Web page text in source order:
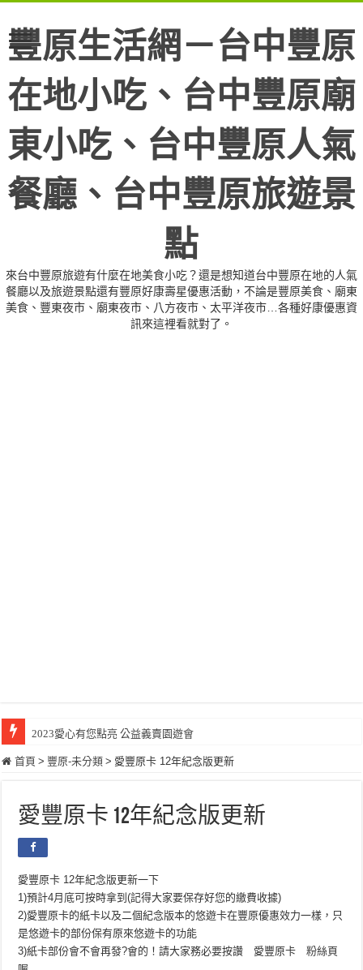
豐原生活網－台中豐原
在地小吃、台中豐原廟
東小吃、台中豐原人氣
餐廳、台中豐原旅遊景
點
來台中豐原旅遊有什麼在地美食小吃？還是想知道台中豐原在地的人氣
餐廳以及旅遊景點還有豐原好康壽星優惠活動，不論是豐原美食、廟東
美食、豐東夜市、廟東夜市、八方夜市、太平洋夜市…各種好康優惠資
訊來這裡看就對了。
2023愛心有您點亮 公益義賣園遊會
首頁 > 豐原-未分類 > 愛豐原卡 12年紀念版更新
愛豐原卡 12年紀念版更新
愛豐原卡 12年紀念版更新一下
1)預計4月底可按時拿到(記得大家要保存好您的繳費收據)
2)愛豐原卡的紙卡以及二個紀念版本的悠遊卡在豐原優惠效力一樣，只
是悠遊卡的部份保有原來悠遊卡的功能
3)紙卡部份會不會再發?會的！請大家務必要按讚 愛豐原卡 粉絲頁